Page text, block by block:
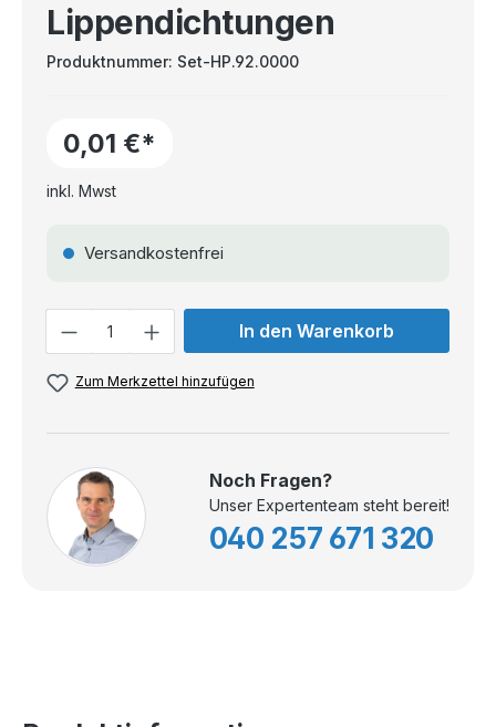
Lippendichtungen
Produktnummer: Set-HP.92.0000
0,01 €*
inkl. Mwst
Versandkostenfrei
In den Warenkorb
Zum Merkzettel hinzufügen
Noch Fragen?
Unser Expertenteam steht bereit!
040 257 671 320